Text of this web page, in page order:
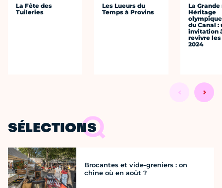
La Fête des
Tuileries
Les Lueurs du
Temps à Provins
La
Héritage
olympique
du Canal :
invitation
revivre les
2024
SÉLECTIONS
Brocantes et vide-greniers : on
chine où en août ?